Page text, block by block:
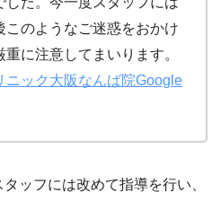
のようなご迷惑をおかけ
に注意してまいります。
ニック大阪なんば院Google
ッフには改めて指導を行い、